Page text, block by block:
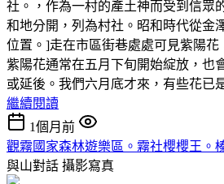
社。，作為一村的產土神而受到信眾
和地分開，列為村社。昭和時代從金
位置。]走在市區街巷處處可見紫陽
紫陽花通常在五月下旬開始綻放，也
或延後。我們六月底才來，有些花已
繼續閱讀
1個月前
觀霧國家森林遊樂區。霧社櫻櫻王。
與山對話 攝影寫真